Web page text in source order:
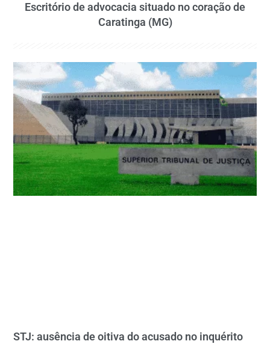
Escritório de advocacia situado no coração de
Caratinga (MG)
STJ: ausência de oitiva do acusado no inquérito